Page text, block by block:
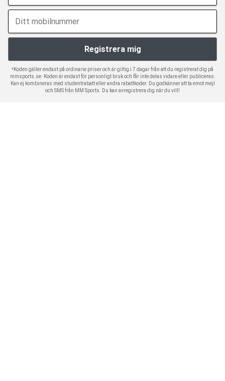
*Koden gäller endast på ordinarie priser och är giltig i 7 dagar från att du registrerat dig på
mmsports.se. Koden är endast för personligt bruk och får inte delas vidare eller publiceras.
Kan ej kombineras med studentrabatt eller andra rabattkoder. Du godkänner att ta emot mejl
och SMS från MM Sports. Du kan avregistrera dig när du vill!